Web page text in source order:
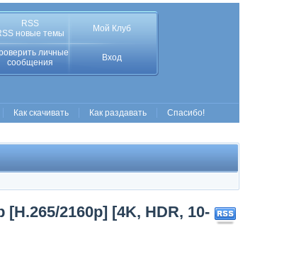
RSS
новые темы
Мой Клуб
личные
сообщения
Вход
Как скачивать Как раздавать Спасибо!
2160p] [4K, HDR, 10-